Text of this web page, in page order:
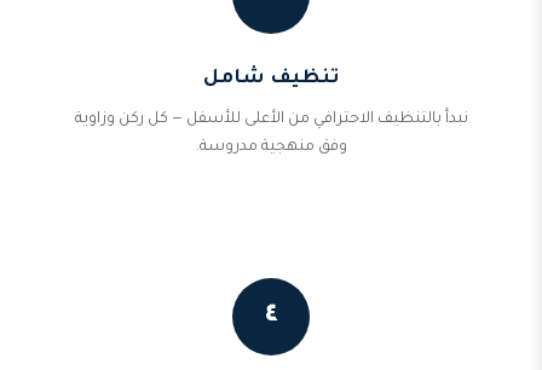
تنظيف شامل
نبدأ بالتنظيف الاحترافي من الأعلى للأسفل — كل ركن وزاوية
وفق منهجية مدروسة.
٤